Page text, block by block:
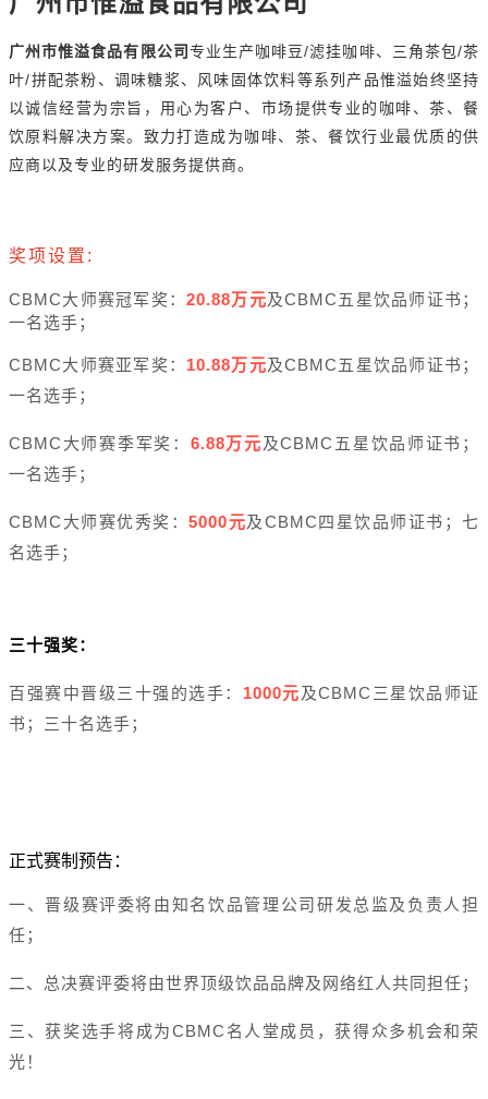
广州市惟溢食品有限公司 专业生产咖啡豆/滤挂咖啡、三角茶包/茶
叶/拼配茶粉、调味糖浆、风味固体饮料等系列产品惟溢始终坚持
以诚信经营为宗旨，用心为客户、市场提供专业的咖啡、茶、餐
饮原料解决方案。致力打造成为咖啡、茶、餐饮行业最优质的供
应商以及专业的研发服务提供商。
奖项设置 :
CBMC大师赛冠军奖： 20.88万元及CBMC五星饮品师证书；
一名选手；
CBMC大师赛亚军奖： 10.88万元及CBMC五星饮品师证书；
一名选手；
CBMC 大师赛季军奖： 6.88万元 及CBMC 五星饮品师证书；
一名选手；
CBMC 大师赛优秀奖： 5000元及CBMC 四星饮品师证书；七
名选手；
三十强奖：
百强赛中晋级三十强的选手： 1000元 及CBMC 三星饮品师证
书；三十名选手；
正式赛制预告：
一、晋级赛评委将由知名饮品管理公司研发总监及负责人担
任；
二、总决赛评委将由世界顶级饮品品牌及网络红人共同担任；
三、获奖选手将成为CBMC 名人堂成员，获得众多机会和荣
光！